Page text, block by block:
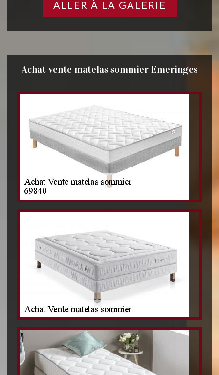
ALLER À LA GALERIE
Achat vente matelas sommier Emeringes